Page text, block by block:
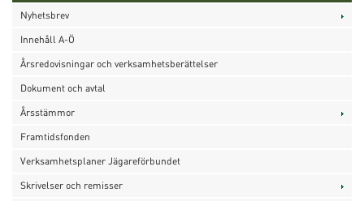
Nyhetsbrev
Innehåll A-Ö
Årsredovisningar och verksamhetsberättelser
Dokument och avtal
Årsstämmor
Framtidsfonden
Verksamhetsplaner Jägareförbundet
Skrivelser och remisser